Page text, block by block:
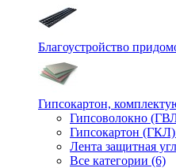
Благоустройство
Гипсокартон,
Гипсоволокно
Гипсокартон (ГКЛ)
Лента защитная
Все категории (6)